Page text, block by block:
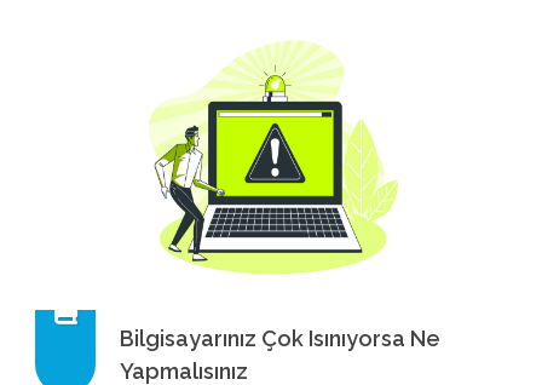
Bilgisayarınız Çok Isınıyorsa Ne
Yapmalısınız